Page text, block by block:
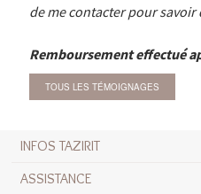
de me contacter pour savoir
Remboursement effectué
TOUS LES TÉMOIGNAGES
INFOS TAZIRIT
ASSISTANCE